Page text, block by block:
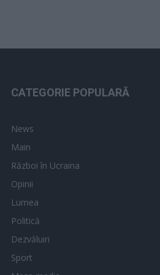
CATEGORIE POPULARĂ
News
Main
Război în Ucraina
Opinii
Lumea
Politică
Dezvăluiri
Sport